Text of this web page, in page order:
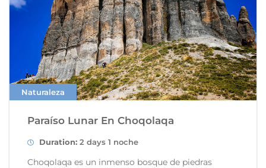
Naturaleza
Paraíso Lunar En Choqolaqa
Duration: 2 days 1 noche
Choqolaqa es un inmenso bosque de piedras